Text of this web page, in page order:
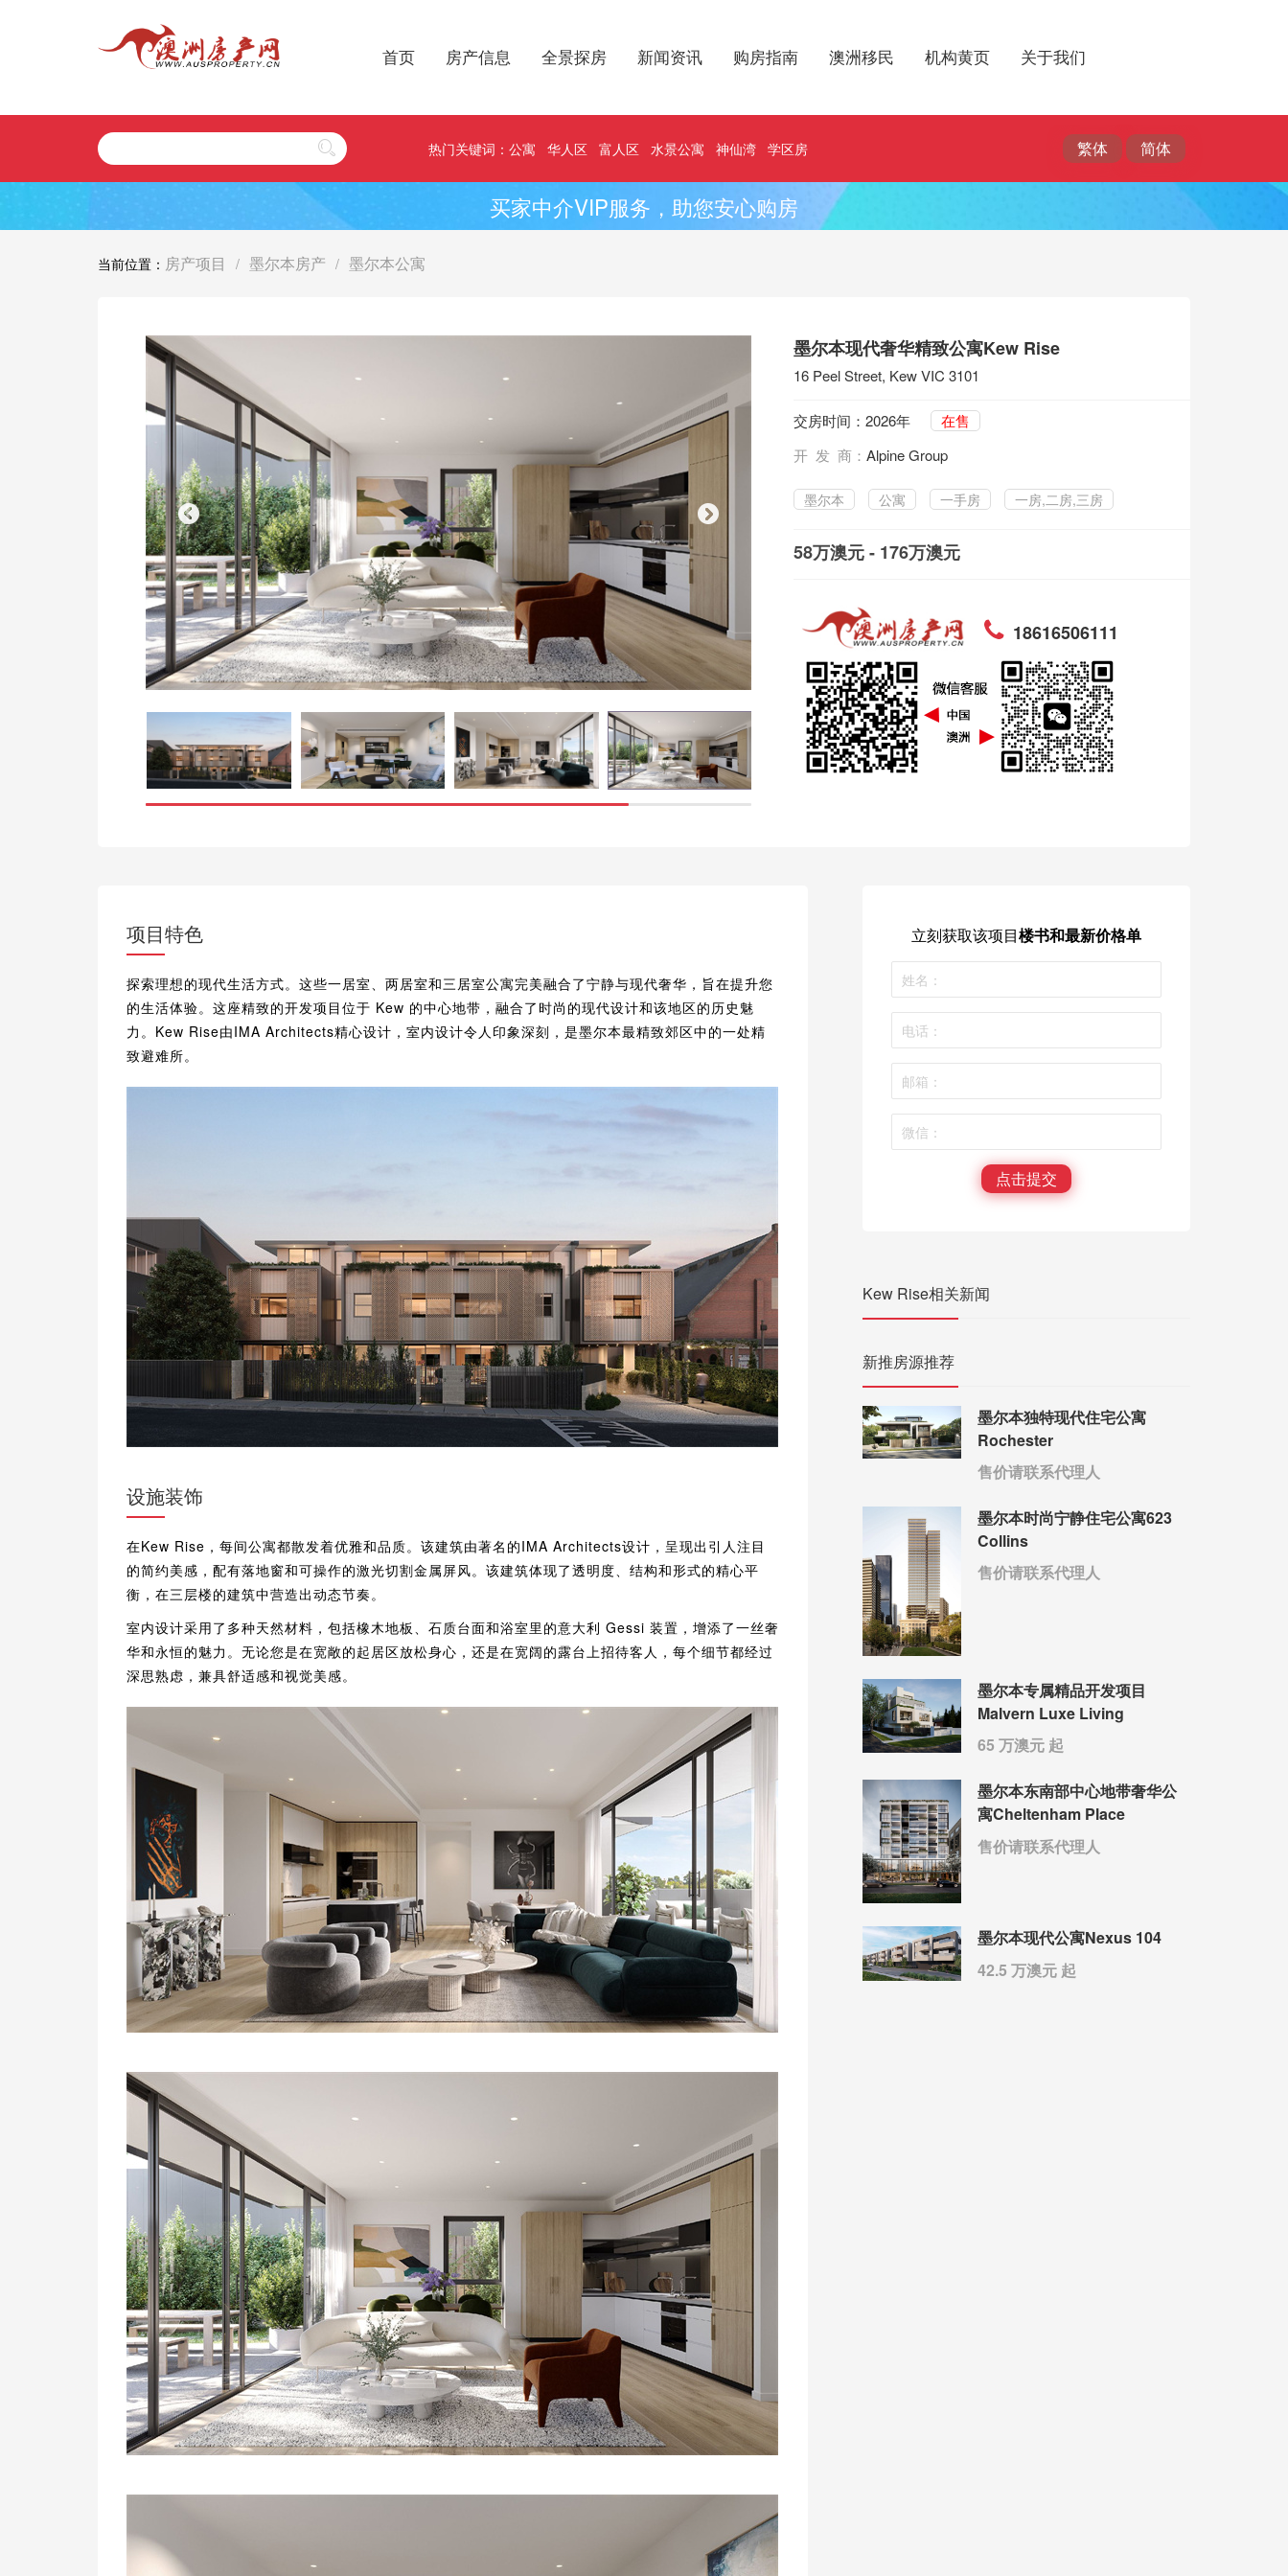
首页 房产信息 全景探房 新闻资讯 购房指南 澳洲移民 机构黄页 关于我们
热门关键词： 公寓 华人区 富人区 水景公寓 神仙湾 学区房
买家中介VIP服务，助您安心购房
当前位置： 房产项目 / 墨尔本房产 / 墨尔本公寓
墨尔本现代奢华精致公寓Kew Rise
16 Peel Street, Kew VIC 3101
交房时间：2026年
在售
开 发 商： Alpine Group
墨尔本 公寓 一手房 一房,二房,三房
58万澳元 - 176万澳元
18616506111
项目特色
探索理想的现代生活方式。这些一居室、两居室和三居室公寓完美融合了宁静与现代奢华，旨在提升您
的生活体验。这座精致的开发项目位于 Kew 的中心地带，融合了时尚的现代设计和该地区的历史魅
力。Kew Rise由IMA Architects精心设计，室内设计令人印象深刻，是墨尔本最精致郊区中的一处精
致避难所。
设施装饰
在Kew Rise，每间公寓都散发着优雅和品质。该建筑由著名的IMA Architects设计，呈现出引人注目
的简约美感，配有落地窗和可操作的激光切割金属屏风。该建筑体现了透明度、结构和形式的精心平
衡，在三层楼的建筑中营造出动态节奏。
室内设计采用了多种天然材料，包括橡木地板、石质台面和浴室里的意大利 Gessi 装置，增添了一丝奢
华和永恒的魅力。无论您是在宽敞的起居区放松身心，还是在宽阔的露台上招待客人，每个细节都经过
深思熟虑，兼具舒适感和视觉美感。
立刻获取该项目楼书和最新价格单
点击提交
Kew Rise相关新闻
新推房源推荐
墨尔本独特现代住宅公寓
Rochester
售价请联系代理人
墨尔本时尚宁静住宅公寓623
Collins
售价请联系代理人
墨尔本专属精品开发项目
Malvern Luxe Living
65 万澳元 起
墨尔本东南部中心地带奢华公
寓Cheltenham Place
售价请联系代理人
墨尔本现代公寓Nexus 104
42.5 万澳元 起